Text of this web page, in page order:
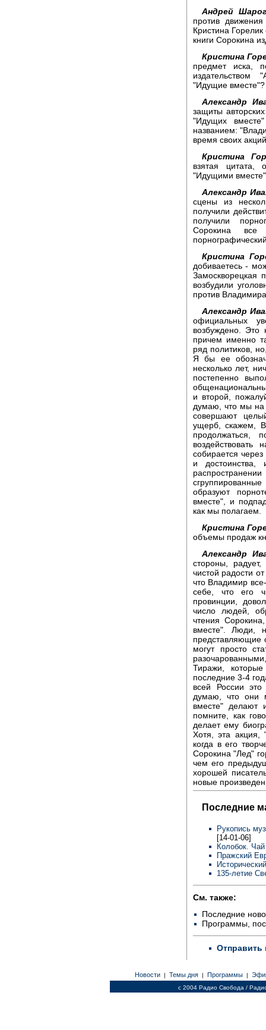
Андрей
против
Кристина
книги Сорокина
Кристина
предмет иска,
"Идущие вместе"?
Александр
защиты
"Идущих
названием:
время своих
Кристина
взятая цитата,
"Идущими
Александр
сцены из
получили
получили
Сорокина
Кристина
добиваетесь -
Замоскворецкая
возбудили
против
Александр
официальных
возбуждено. Это
причем именно
ряд политиков,
Я бы ее
несколько лет,
постепенно
и второй,
думаю, что мы на
совершают
ущерб, скажем,
продолжаться,
собирается
и
образуют
вместе", и
как мы полагаем.
Кристина
объемы продаж
Александр
стороны,
чистой радости
что Владимир
себе, что его
провинции,
число людей,
чтения
вместе". Люди,
представляющие
могут просто
Тиражи,
последние 3-4
всей России
думаю, что они
вместе" делают
помните, как
делает ему
Хотя, эта акция,
когда в его
Сорокина "Лед"
чем его
хорошей
новые
Последние
Рукопись
[14-01-06]
Колобок.
Пражский
135-летие
См. также:
Последние
Программы,
Отправить
Новости | Темы дня | Программы |
c 2004 Радио Свобода /